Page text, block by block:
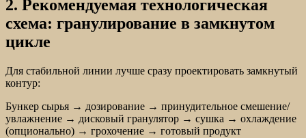
2. Рекомендуемая технологическая
схема: гранулирование в замкнутом
цикле
Для стабильной линии лучше сразу проектировать замкнутый
контур:
Бункер сырья → дозирование → принудительное смешение/
увлажнение → дисковый гранулятор → сушка → охлаждение
(опционально) → грохочение → готовый продукт